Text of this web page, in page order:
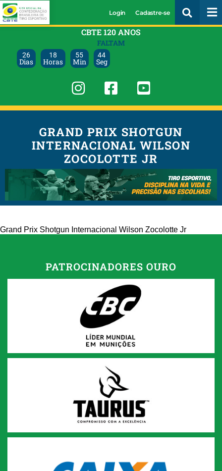
Login Cadastre-se
CBTE 120 ANOS
FALTAM
26
Dias
18
Horas
55
Min
43
Seg
GRAND PRIX SHOTGUN
INTERNACIONAL WILSON
ZOCOLOTTE JR
Grand Prix Shotgun Internacional Wilson Zocolotte Jr
PATROCINADORES OURO